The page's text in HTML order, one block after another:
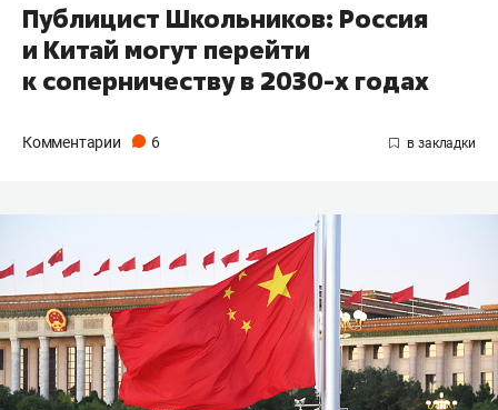
Публицист Школьников: Россия
и Китай могут перейти
к соперничеству в 2030-х годах
Комментарии 6